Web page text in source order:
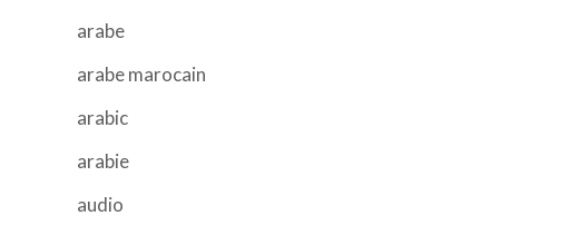
arabe
arabe marocain
arabic
arabie
audio